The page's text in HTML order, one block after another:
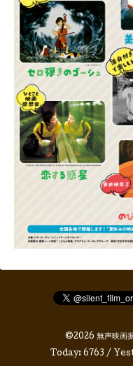
©2026 無声映画
Today: 6763 /